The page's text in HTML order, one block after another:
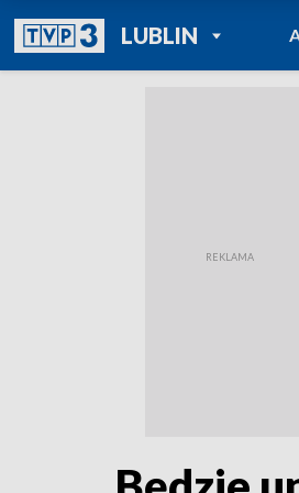
LUBLINPOWRÓT DO
TVP REGIONY